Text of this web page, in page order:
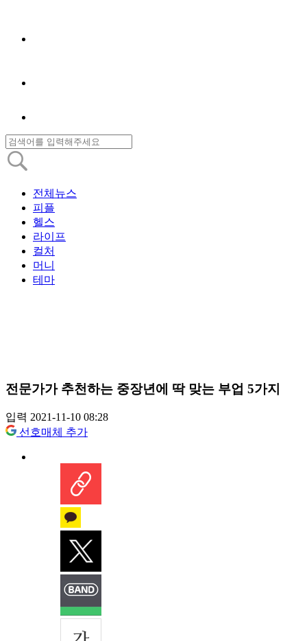
전체뉴스
피플
헬스
라이프
컬처
머니
테마
전문가가 추천하는 중장년에 딱 맞는 부업 5가지
입력 2021-11-10 08:28
선호매체 추가